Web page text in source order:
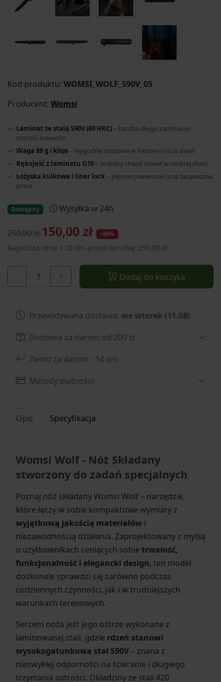
Kod produktu: WOMSI_WOLF_S90V_05
Producent: Womsi
Laminat ze stalą S90V (60 HRC) – bardzo długo zachowuje
ostrość krawędzi
Waga 89 g i klips – wygodne noszenie w kieszeni na co dzień
Rękojeść z laminatu G10 – stabilny chwyt nawet w mokrej dłoni
Łożyska kulkowe i liner lock – płynne otwieranie oraz bezpieczna
praca
Dostępny Wysyłka w 24h
250,00 zł150,00 zł -40%
Najniższa cena z 30 dni przed obniżką: 250,00 zł
- + Dodaj do koszyka
Przewidywana dostawa: we wtorek (11.08)
Dostawa za darmo od 200 zł
Zwrot za darmo - 14 dni
Metody płatności
Opis Specyfikacja
Womsi Wolf - Nóż Składany
stworzony do zadań specjalnych
Poznaj nóż składany Womsi Wolf – narzędzie,
które łączy w sobie kompaktowe wymiary z
wyjątkową jakością materiałów i
niezawodnością działania. Zaprojektowany z myślą
o użytkownikach ceniących sobie trwałość,
funkcjonalność i elegancki design, ten model
doskonale sprawdzi się zarówno podczas
codziennych czynności, jak i w trudniejszych
warunkach terenowych.
Sercem noża jest jego ostrze wykonane z
laminowanej stali, gdzie rdzeń stanowi
wysokogatunkowa stal S90V – znana z
niezwykłej odporności na ścieranie i długiego
trzymania ostrości. Okładziny ze stali 420